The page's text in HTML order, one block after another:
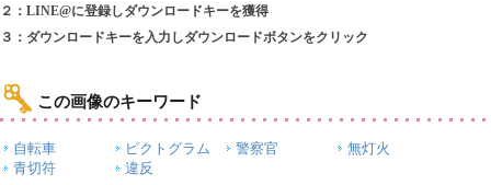
２：LINE@に登録しダウンロードキーを獲得
３：ダウンロードキーを入力しダウンロードボタンをクリック
この画像のキーワード
自転車 ピクトグラム 警察官
無灯火
青切符
違反